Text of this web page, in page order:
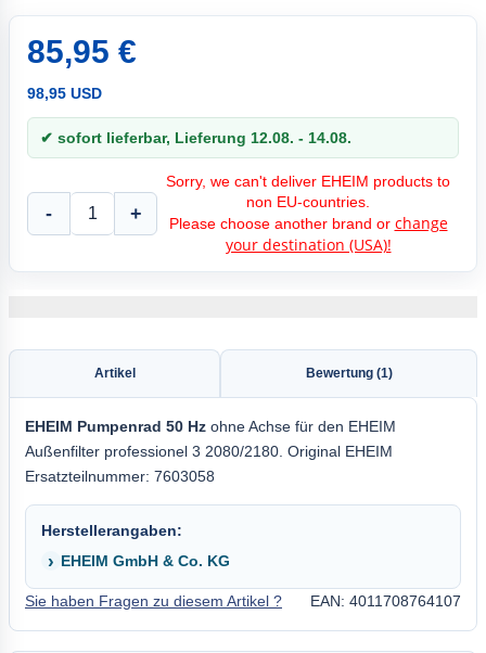
85,95 €
98,95 USD
✔ sofort lieferbar, Lieferung 12.08. - 14.08.
- +
Sorry, we can't deliver EHEIM products to
non EU-countries.
Please choose another brand or change
your destination (USA)!
Artikel Bewertung (1)
EHEIM Pumpenrad 50 Hz ohne Achse für den EHEIM
Außenfilter professionel 3 2080/2180. Original EHEIM
Ersatzteilnummer: 7603058
Herstellerangaben:
EHEIM GmbH & Co. KG
EAN: 4011708764107
Sie haben Fragen zu diesem Artikel ?